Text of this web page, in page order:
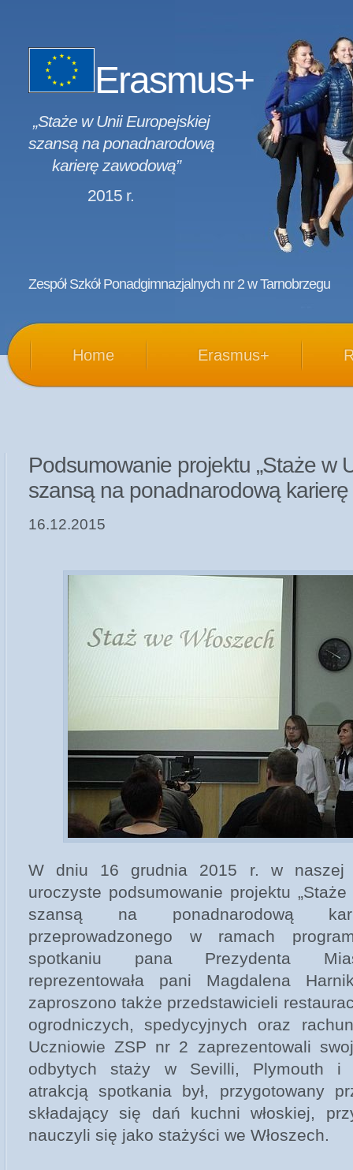
Erasmus+
„Staże w Unii Europejskiej
szansą na ponadnarodową
karierę zawodową”
2015 r.
Zespół Szkół Ponadgimnazjalnych nr 2 w Tarnobrzegu
Home Erasmus+
Podsumowanie projektu „Staże w
szansą na ponadnarodową karierę
16.12.2015
W dniu 16 grudnia 2015 r. w naszej
uroczyste podsumowanie projektu
szansą na ponadnarodową
przeprowadzonego w ramach
spotkaniu pana Prezydenta
reprezentowała pani Magdalena
zaproszono także przedstawicieli
ogrodniczych, spedycyjnych oraz
Uczniowie ZSP nr 2 zaprezentowali
odbytych staży w Sevilli, Plymouth i
atrakcją spotkania był, przygotowany
składający się dań kuchni włoskiej,
nauczyli się jako stażyści we Włoszech.